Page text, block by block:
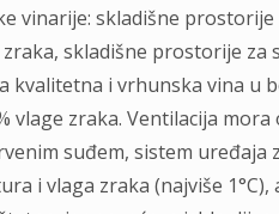
vinarije: skladišne prostorije
skladišne prostorije za
i vrhunska vina u
vlage zraka. Ventilacija
suđem, sistem
i vlaga zraka (najviše